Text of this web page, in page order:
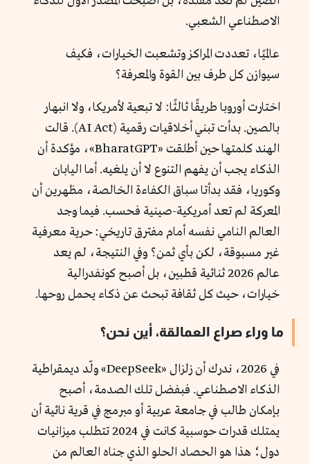
الاصطناعي الشعبي.
عالميًا، تعددت المراكز وتشعبت الخيارات، فكيف
سيوازن كل طرف بين القوة والمعرفة؟
اختارت أوروبا طريقًا ثالثًا: لا تبعية لأمريكا، ولا انبهار
بالصين. بدأت تبني أخلاقيات رقمية (AI Act). قالت
الهند كلمتها حين أطلقت «BharatGPT»، مؤكدة أن
الذكاء يجب أن يفهم التنوع لا أن يلغيه. أما اليابان
وكوريا، فقد بدأتا سباق الكفاءة الخالصة، مظهرين أن
المعركة لم تعد أمريكية-صينية فحسب. فيما وجد
العالم النامي نفسه أمام مفترق تاريخي: حرية معرفية
غير مسبوقة، لكن بأي ثمن؟ وفي النتيجة، لم يعد
عالم 2026 ثنائية قطبين، بل أصبح كونفدرالية
خيارات، حيث كل ثقافة تبحث عن ذكاء يحمل روحها.
ما وراء صراع العمالقة، أين نحن؟
في 2026، ندرك أن زلزال «DeepSeek» ولّد ديمقراطية
الذكاء الاصطناعي. فبفضل تلك الصدمة، أصبح
بإمكان طالب في جامعة عربية أو مبرمج في قرية نائية أن
يمتلك قدرات حوسبية كانت في 2024 تتطلب ميزانيات
دول؛ هذا هو الحصاد الحلو الذي جناه العالم من